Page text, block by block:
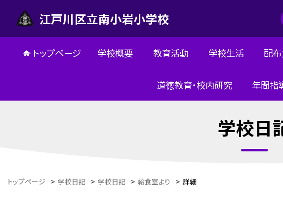
江戸川区立南小岩小学校
トップページ 学校概要 教育活動 学校生活 配
道徳教育・校内研究 年間指
学校日
トップページ > 学校日記 > 学校日記 > 給食室より > 詳細